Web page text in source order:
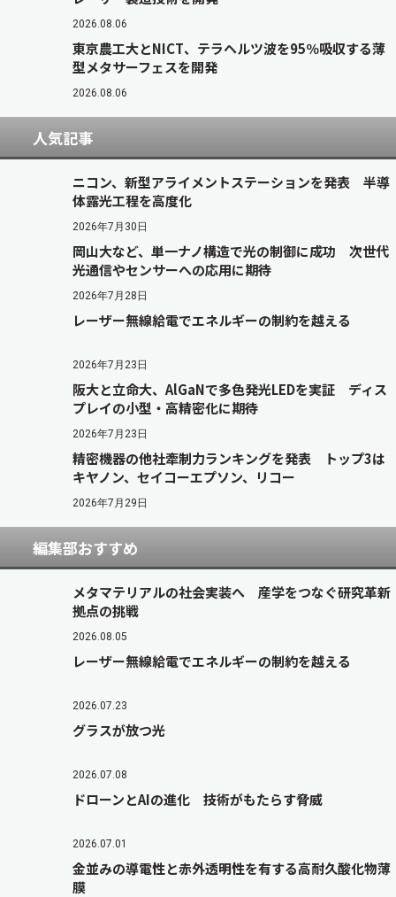
2026.08.06
東京農工大とNICT、テラヘルツ波を95％吸収する薄
型メタサーフェスを開発
2026.08.06
人気記事
ニコン、新型アライメントステーションを発表 半導
体露光工程を高度化
2026年7月30日
岡山大など、単一ナノ構造で光の制御に成功 次世代
光通信やセンサーへの応用に期待
2026年7月28日
レーザー無線給電でエネルギーの制約を越える
2026年7月23日
阪大と立命大、AlGaNで多色発光LEDを実証 ディス
プレイの小型・高精密化に期待
2026年7月23日
精密機器の他社牽制力ランキングを発表 トップ3は
キヤノン、セイコーエプソン、リコー
2026年7月29日
編集部おすすめ
メタマテリアルの社会実装へ 産学をつなぐ研究革新
拠点の挑戦
2026.08.05
レーザー無線給電でエネルギーの制約を越える
2026.07.23
グラスが放つ光
2026.07.08
ドローンとAIの進化 技術がもたらす脅威
2026.07.01
金並みの導電性と赤外透明性を有する高耐久酸化物薄
膜